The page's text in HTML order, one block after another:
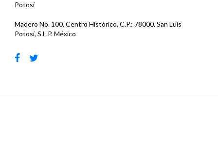
Potosí
Madero No. 100, Centro Histórico, C.P.: 78000, San Luis
Potosí, S.L.P. México